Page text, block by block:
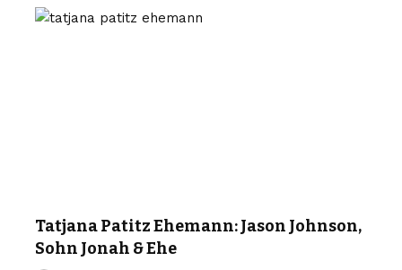
Tatjana Patitz Ehemann: Jason Johnson,
Sohn Jonah & Ehe